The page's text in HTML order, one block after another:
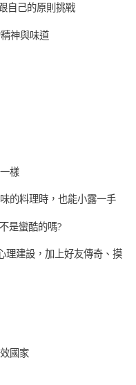
自己的原則挑戰
神與味道
樣
的料理時，也能小露一手
是蠻酷的嗎?
理建設，加上好友傳奇、摸
國家